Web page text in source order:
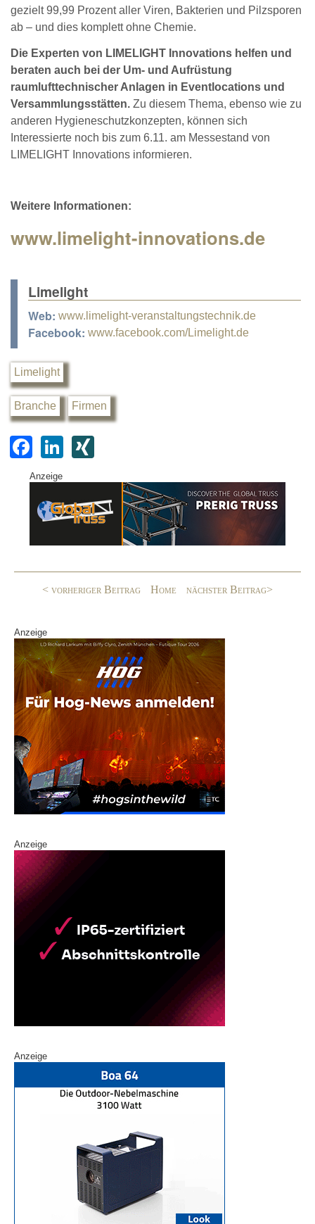
gezielt 99,99 Prozent aller Viren, Bakterien und Pilzsporen
ab – und dies komplett ohne Chemie.
Die Experten von LIMELIGHT Innovations helfen und
beraten auch bei der Um- und Aufrüstung
raumlufttechnischer Anlagen in Eventlocations und
Versammlungsstätten. Zu diesem Thema, ebenso wie zu
anderen Hygieneschutzkonzepten, können sich
Interessierte noch bis zum 6.11. am Messestand von
LIMELIGHT Innovations informieren.
Weitere Informationen:
www.limelight-innovations.de
Limelight
Web: www.limelight-veranstaltungstechnik.de
Facebook: www.facebook.com/Limelight.de
Limelight
Branche Firmen
F
a
c
e
o
Li
k
e
G
Anzeige
< vorheriger Beitrag Home nächster Beitrag>
Anzeige
Anzeige
Anzeige